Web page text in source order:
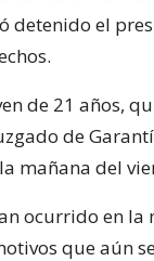
detenido el
de 21 años,
de
mañana del
ocurrido en
que aún